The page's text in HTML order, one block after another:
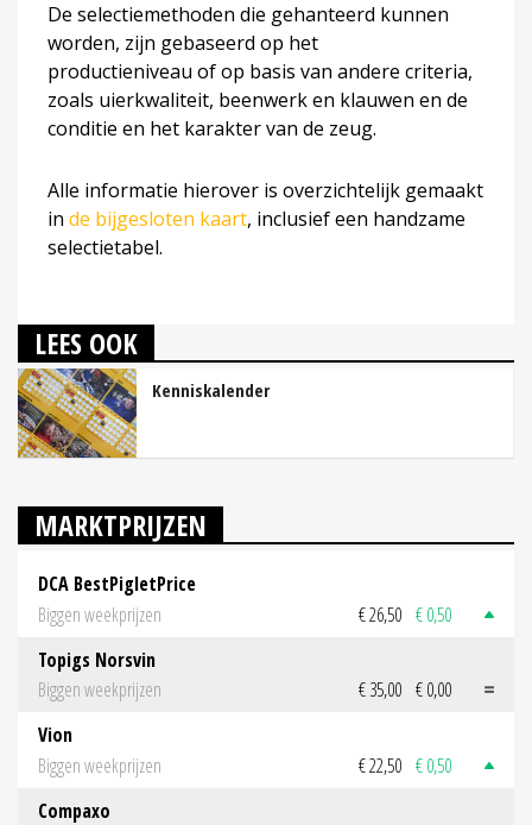
De selectiemethoden die gehanteerd kunnen
worden, zijn gebaseerd op het
productieniveau of op basis van andere criteria,
zoals uierkwaliteit, beenwerk en klauwen en de
conditie en het karakter van de zeug.
Alle informatie hierover is overzichtelijk gemaakt
in de bijgesloten kaart, inclusief een handzame
selectietabel.
LEES OOK
Kenniskalender
MARKTPRIJZEN
DCA BestPigletPrice
Biggen weekprijzen
€ 26,50 € 0,50
Topigs Norsvin
Biggen weekprijzen
€ 35,00 € 0,00
Vion
Biggen weekprijzen
€ 22,50 € 0,50
Compaxo